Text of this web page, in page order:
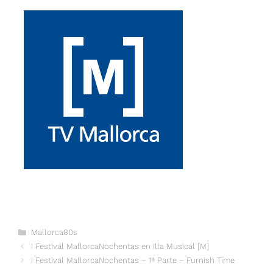
Categorías
Mallorca80s
I Festival MallorcaNochentas en Illa Musical [M]
I Festival MallorcaNochentas – 1ª Parte – Furnish Time